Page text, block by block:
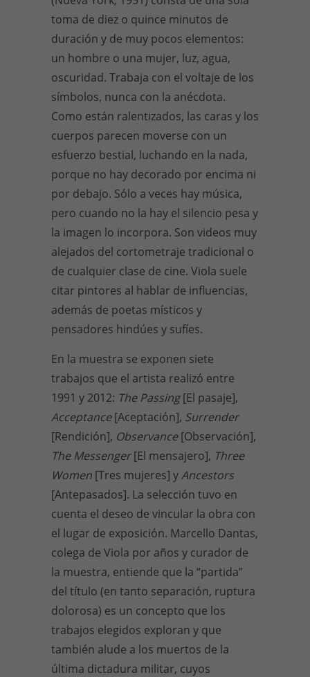
toma de diez o quince minutos de
duración y de muy pocos elementos:
un hombre o una mujer, luz, agua,
oscuridad. Trabaja con el voltaje de los
símbolos, nunca con la anécdota.
Como están ralentizados, las caras y los
cuerpos parecen moverse con un
esfuerzo bestial, luchando en la nada,
porque no hay decorado por encima ni
por debajo. Sólo a veces hay música,
pero cuando no la hay el silencio pesa y
la imagen lo incorpora. Son videos muy
alejados del cortometraje tradicional o
de cualquier clase de cine. Viola suele
citar pintores al hablar de influencias,
además de poetas místicos y
pensadores hindúes y sufíes.
En la muestra se exponen siete
trabajos que el artista realizó entre
1991 y 2012: The Passing[El pasaje],
Acceptance[Aceptación], Surrender
[Rendición], Observance[Observación],
The Messenger[El mensajero], Three
Women [Tres mujeres] yAncestors
[Antepasados]. La selección tuvo en
cuenta el deseo de vincular la obra con
el lugar de exposición. Marcello Dantas,
colega de Viola por años y curador de
la muestra, entiende que la “partida”
del título (en tanto separación, ruptura
dolorosa) es un concepto que los
trabajos elegidos exploran y que
también alude a los muertos de la
última dictadura militar, cuyos